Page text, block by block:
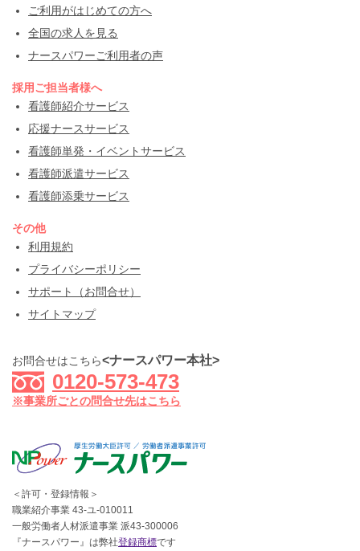
ご利用がはじめての方へ
全国の求人を見る
ナースパワーご利用者の声
採用ご担当者様へ
看護師紹介サービス
応援ナースサービス
看護師単発・イベントサービス
看護師派遣サービス
看護師添乗サービス
その他
利用規約
プライバシーポリシー
サポート（お問合せ）
サイトマップ
お問合せはこちら<ナースパワー本社>
0120-573-473
※事業所ごとの問合せ先はこちら
＜許可・登録情報＞
職業紹介事業 43-ユ-010011
一般労働者人材派遣事業 派43-300006
『ナースパワー』は弊社登録商標です